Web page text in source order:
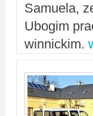
Samuela,
Ubogim
winnickim.